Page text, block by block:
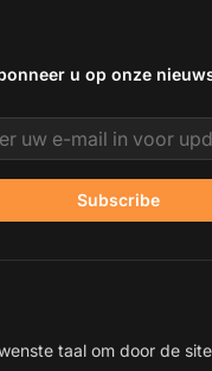
u op onze
address
Subscribe
taal om door de